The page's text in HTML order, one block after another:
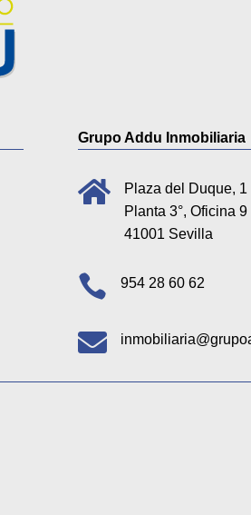
Grupo Addu Inmobiliaria

Plaza del Duque, 1
Planta 3°, Oficina 9
41001 Sevilla
 954 28 60 62
